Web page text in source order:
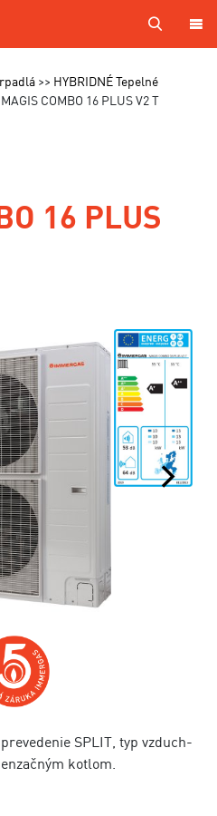
HYBRIDNÉ Tepelné
MAGIS COMBO 16 PLUS V2 T
16 PLUS
SPLIT, typ vzduch-
kotlom.